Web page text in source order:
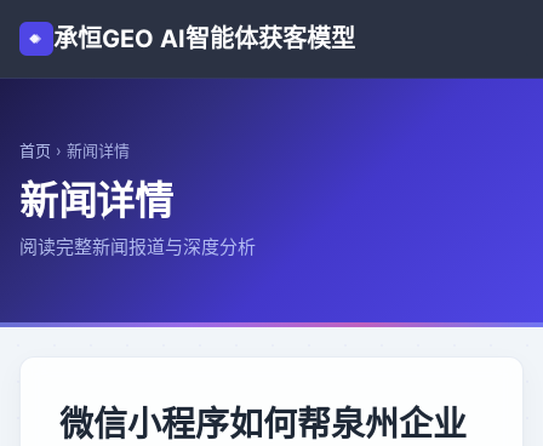
承恒GEO AI智能体获客模型
首页 › 新闻详情
新闻详情
阅读完整新闻报道与深度分析
微信小程序如何帮泉州企业